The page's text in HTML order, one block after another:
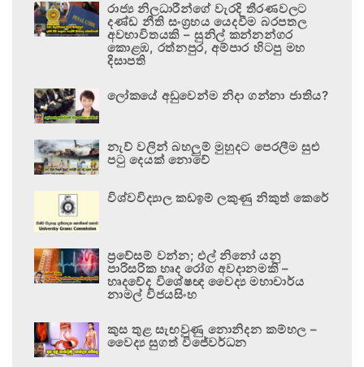
රාජ්‍ය නිලධාරීන්ගේ වැරදි තීරණවලට
දණ්ඩ නීති සංග්‍රහය යෙදවීම බරපතල
අවභාවිතයකි – සුනිල් කන්නන්ගර
කොළඹ, රත්නපුර, අම්පාර හිටපු මහ
දිසාපති
ලෝකයේ අඩුවෙන්ම නිදා ගන්නා ජාතිය?
නැව් වලින් බහලුම් මුහුදට පෙරලීම සුළු
පටු දෙයක් නොවේ
විශ්වවිද්‍යාල කඩඉම් ලකුණු නිකුත් කෙරේ
ප්‍රවේසම් වන්න; එල් නිනෝ යනු
පාරිසරික හෘද රෝග අවදානමකි –
හෘදවේද විශේෂඥ වෛද්‍ය මහාචාර්ය
නාමල් විජයසිංහ
කුස තුළ සැඟවුණු නොනිදන කම්හල –
වෛද්‍ය සුගත් විජේවර්ධන